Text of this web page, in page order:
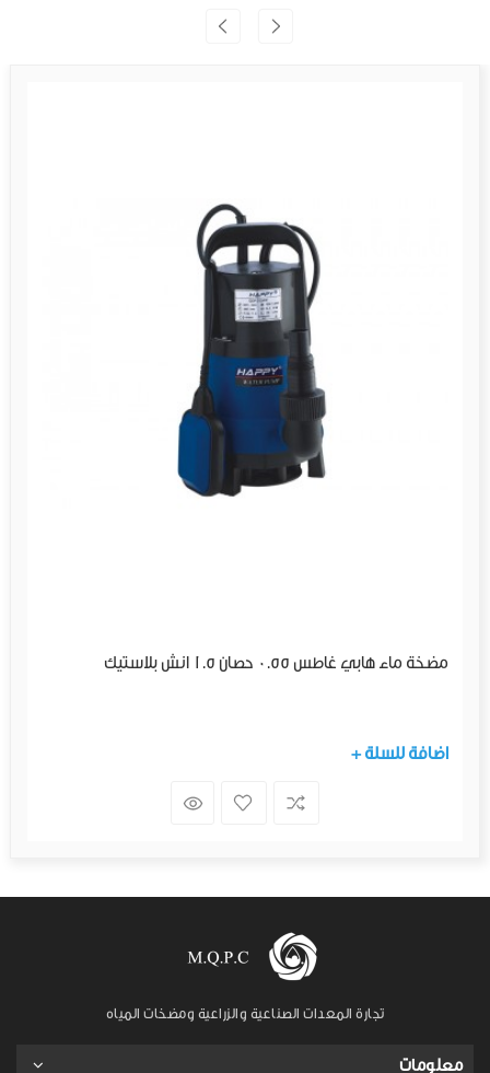
مضخة ماء هابي غاطس 0.55 حصان 1.5 انش بلاستيك
+ اضافة للسلة
تجارة المعدات الصناعية والزراعية ومضخات المياه
معلومات